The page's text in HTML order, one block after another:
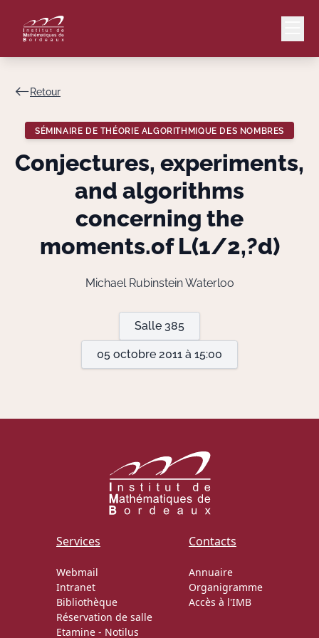
Lang
Le Laboratoire
Retour
SÉMINAIRE DE THÉORIE ALGORITHMIQUE DES NOMBRES
Conjectures, experiments,
and algorithms
concerning the
moments.of L(1/2,?d)
Michael Rubinstein Waterloo
Salle 385
05 octobre 2011 à 15:00
Services
Webmail
Intranet
Bibliothèque
Réservation de salle
Etamine - Notilus
Contacts
Annuaire
Organigramme
Accès à l'IMB